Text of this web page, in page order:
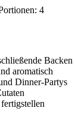
4
aromatisch
Dinner-Partys